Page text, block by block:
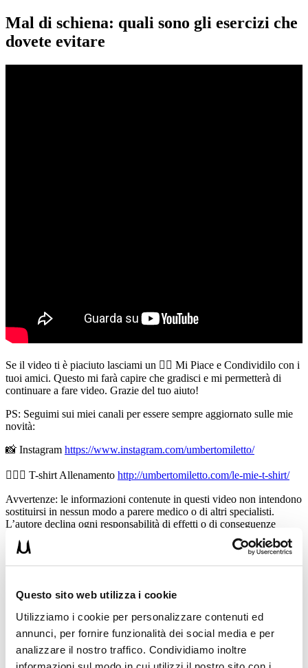
Questo sito web utilizza i cookie
Utilizziamo i cookie per personalizzare contenuti ed
annunci, per fornire funzionalità dei social media e per
analizzare il nostro traffico. Condividiamo inoltre
Mal di schiena: quali sono gli esercizi che
dovete evitare
Se il video ti è piaciuto lasciami un 👍🏻 Mi Piace e Condividilo con i
tuoi amici. Questo mi farà capire che gradisci e mi permetterà di
continuare a fare video. Grazie del tuo aiuto!
PS: Seguimi sui miei canali per essere sempre aggiornato sulle mie
novità:
📸 Instagram https://www.instagram.com/umbertomiletto/
🏋🏻‍♂️ T-shirt Allenamento http://umbertomiletto.com/le-mie-t-shirt/
Avvertenze: le informazioni contenute in questi video non intendono
sostituirsi in nessun modo a parere medico o di altri specialisti.
L’autore declina ogni responsabilità di effetti o di conseguenze
risultanti dall’uso di tali informazioni e dalla loro messa in pratica.
L’allenamento con sovraccarichi, a corpo libero, con i kettlebell, con
fiducia prima di intraprendere qualsiasi forma di attività fisica o
regime alimentare.
Condividi:
X